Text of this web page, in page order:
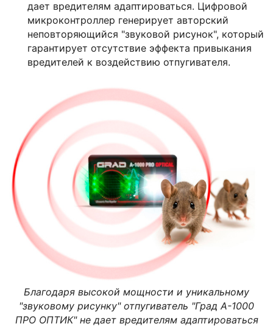
дает вредителям адаптироваться. Цифровой
микроконтроллер генерирует авторский
неповторяющийся "звуковой рисунок", который
гарантирует отсутствие эффекта привыкания
вредителей к воздействию отпугивателя.
Благодаря высокой мощности и уникальному
"звуковому рисунку" отпугиватель "Град А-1000
ПРО ОПТИК" не дает вредителям адаптироваться